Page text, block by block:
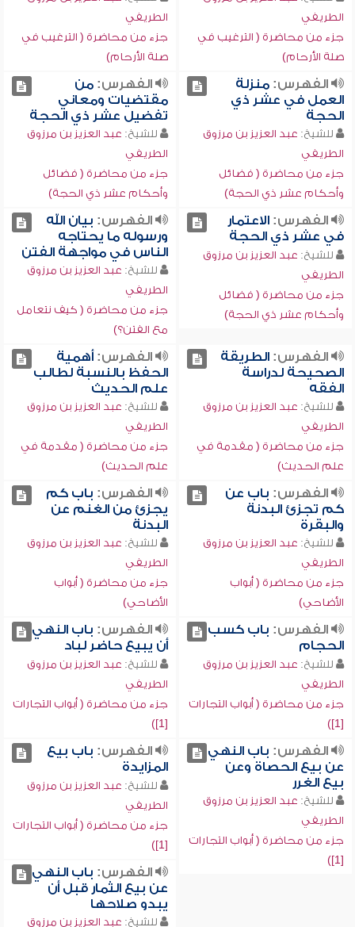
الطريفي
جزء من محاضرة ( الترغيب في
صلة الأرحام)
الطريفي
جزء من محاضرة ( الترغيب في
صلة الأرحام)
الفهرس:منزلة
العمل في عشر ذي
الحجة
للشيخ: عبد العزيز بن مرزوق
الطريفي
جزء من محاضرة ( فضائل
وأحكام عشر ذي الحجة)
الفهرس:من
مقتضيات ومعاني
تفضيل عشر ذي الحجة
للشيخ: عبد العزيز بن مرزوق
الطريفي
جزء من محاضرة ( فضائل
وأحكام عشر ذي الحجة)
الفهرس:الاعتمار
في عشر ذي الحجة
للشيخ: عبد العزيز بن مرزوق
الطريفي
جزء من محاضرة ( فضائل
وأحكام عشر ذي الحجة)
الفهرس: بيان الله
ورسوله ما يحتاجه
الناس في مواجهة الفتن
للشيخ: عبد العزيز بن مرزوق
الطريفي
جزء من محاضرة ( كيف نتعامل
مع الفتن؟)
الفهرس:الطريقة
الصحيحة لدراسة
الفقه
للشيخ: عبد العزيز بن مرزوق
الطريفي
جزء من محاضرة ( مقدمة في
علم الحديث)
الفهرس:أهمية
الحفظ بالنسبة لطالب
علم الحديث
للشيخ: عبد العزيز بن مرزوق
الطريفي
جزء من محاضرة ( مقدمة في
علم الحديث)
الفهرس: باب عن
كم تجزئ البدنة
والبقرة
للشيخ: عبد العزيز بن مرزوق
الطريفي
جزء من محاضرة ( أبواب
الأضاحي)
الفهرس: باب كم
يجزئ من الغنم عن
البدنة
للشيخ: عبد العزيز بن مرزوق
الطريفي
جزء من محاضرة ( أبواب
الأضاحي)
الفهرس: باب كسب
الحجام
للشيخ: عبد العزيز بن مرزوق
الطريفي
جزء من محاضرة ( أبواب التجارات
[1])
الفهرس: باب النهي
أن يبيع حاضر لباد
للشيخ: عبد العزيز بن مرزوق
الطريفي
جزء من محاضرة ( أبواب التجارات
[1])
الفهرس: باب النهي
عن بيع الحصاة وعن
بيع الغرر
للشيخ: عبد العزيز بن مرزوق
الطريفي
جزء من محاضرة ( أبواب التجارات
[1])
الفهرس: باب بيع
المزايدة
للشيخ: عبد العزيز بن مرزوق
الطريفي
جزء من محاضرة ( أبواب التجارات
[1])
الفهرس: باب النهي
عن بيع الثمار قبل أن
يبدو صلاحها
للشيخ: عبد العزيز بن مرزوق